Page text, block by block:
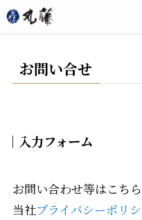
お問い合せ
｜入力フォーム
お問い合わせ等はこち
当社プライバシーポリ